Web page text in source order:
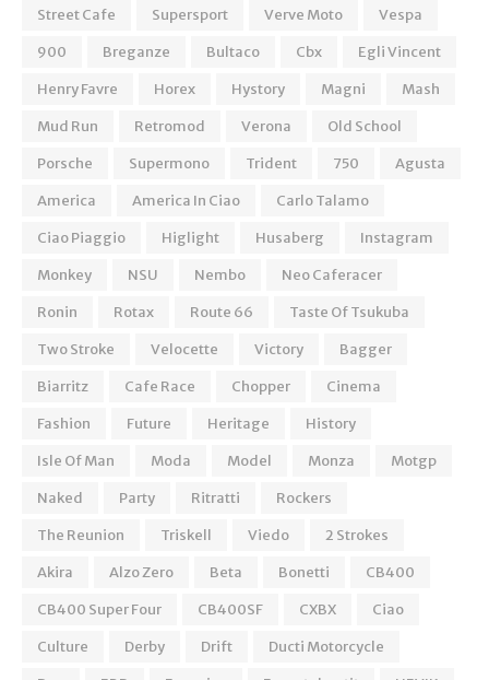
Street Cafe Supersport Verve Moto
Vespa
900
Breganze Bultaco Cbx
Egli Vincent
Henry Favre
Horex Hystory Magni
Mash
Mud Run
Retromod Verona
Old School
Porsche
Supermono Trident 750
Agusta
America
America In Ciao
Carlo Talamo
Ciao Piaggio
Higlight Husaberg
Instagram
Monkey
NSU Nembo
Neo Caferacer
Ronin
Rotax Route 66
Taste Of Tsukuba
Two Stroke
Velocette Victory
Bagger
Biarritz
Cafe Race Chopper
Cinema
Fashion
Future Heritage
History
Isle Of Man
Moda Model Monza
Motgp
Naked
Party Ritratti
Rockers
The Reunion
Triskell Viedo
2 Strokes
Akira
Alzo Zero Beta Bonetti
CB400
CB400 Super Four
CB400SF CXBX
Ciao
Culture
Derby Drift
Ducti Motorcycle